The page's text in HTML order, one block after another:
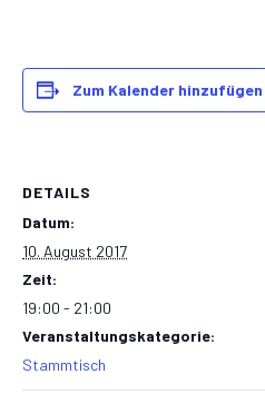
Zum Kalender hinzufügen
DETAILS
Datum:
10. August 2017
Zeit:
19:00 - 21:00
Veranstaltungskategorie:
Stammtisch